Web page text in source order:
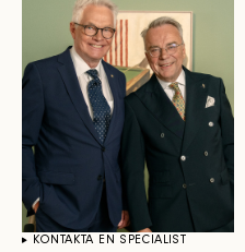
KONTAKTA EN SPECIALIST